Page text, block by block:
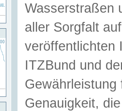
Wasserstraßen
aller Sorgfalt
veröffentlichten
ITZBund und
Genauigkeit,